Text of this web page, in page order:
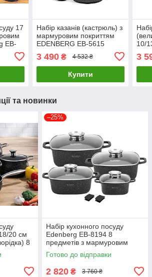
17
EB-
Набір казанів (кастрюль) з
мармуровим покриттям
EDENBERG EB-5615
Набір кухонного посуду 12
предметів
3 490₴ 4 532 ₴
Купити
10/
3
та новинки
20 см
8
–25%
Набір кухонного посуду
Edenberg EB-8194 8
предметів з мармуровим
антипригарним покриттям
Готово до відправки
2 820 ₴ 3 760 ₴